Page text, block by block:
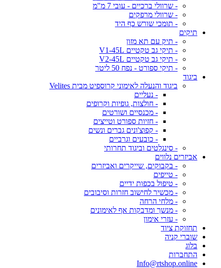
- שרוולי ברכיים - עובי 7 מ"מ
- שרוולי מרפקים
- תומכי שורש כף היד
תיקים
- תיק עם תא מזון
- תיקי גב טקטיים V1-45L
- תיקי גב טקטיים V2-45L
- תיקי ספורט - נפח 50 ליטר
ביגוד
ביגוד והנעלה לאימוני קרוספיט מבית Velites
- נעליים
- חולצות, גופיות וקרופים
- מכנסיים ושורטים
- חזיות ספורט וטייצים
- קפוצ'ונים גברים ונשים
- כובעים וגרביים
- סינגלטים וביגוד תחרותי
אביזרים נלווים
- בקבוקים, שייקרים ואביזרים
- טייפים
- טיפול בכפות ידיים
- מכשיר לחישוב חזרות וסיבובים
- מלחי הרחה
- מנשך ומדבקות אף לאימונים
- עזרי אימון
תחזוקת ציוד
שוברי קניה
בלוג
התחברות
Info@rtshop.online